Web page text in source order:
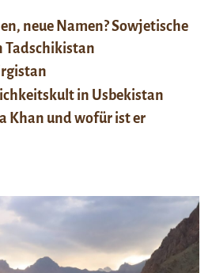
neue Namen? Sowjetische
Tadschikistan
in Usbekistan
Khan und wofür ist er